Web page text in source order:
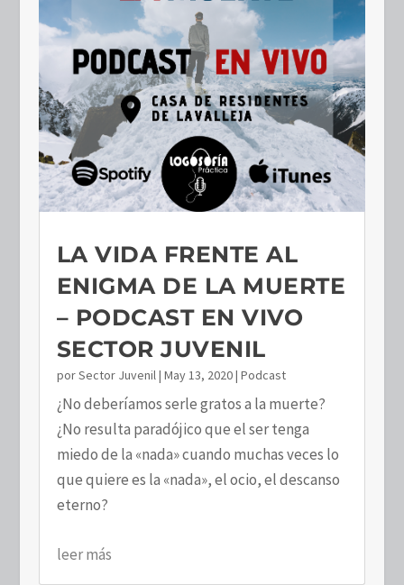
LA VIDA FRENTE AL
ENIGMA DE LA MUERTE
– PODCAST EN VIVO
SECTOR JUVENIL
porSector Juvenil| May 13, 2020| Podcast
¿No deberíamos serle gratos a la muerte?
¿No resulta paradójico que el ser tenga
miedo de la «nada» cuando muchas veces lo
que quiere es la «nada», el ocio, el descanso
eterno?
leer más